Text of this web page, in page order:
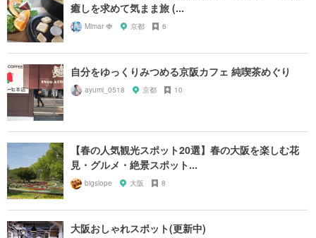
癒しを求めて気まま旅 (...
Mimar 🍓 京都 6
自分をゆっくりみつめる京阪カフェ 純喫茶めぐり
ayumi_0518 京都 10
【春の人気観光スポット20選】春の大阪を楽しむ花
見・グルメ・絶景スポット...
bigslope 大阪 8
大阪おしゃれスポット(更新中)